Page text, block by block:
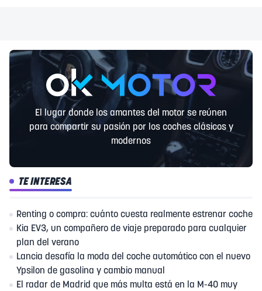
El lugar donde los amantes del motor se reúnen
para compartir su pasión por los coches clásicos y
modernos
TE INTERESA
Renting o compra: cuánto cuesta realmente estrenar coche
Kia EV3, un compañero de viaje preparado para cualquier
plan del verano
Lancia desafía la moda del coche automático con el nuevo
Ypsilon de gasolina y cambio manual
El radar de Madrid que más multa está en la M-40 muy